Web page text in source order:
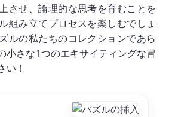
させ、論理的な思考を育むことを
組み立てプロセスを楽しむでしょ
ルの私たちのコレクションであら
小さな1つのエキサイティングな冒
い！